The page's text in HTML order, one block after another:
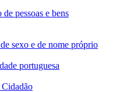
de pessoas e bens
sexo e de nome próprio
portuguesa